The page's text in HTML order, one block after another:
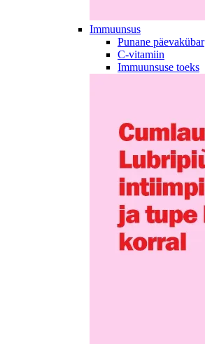
Immuunsus
Punane päevakübar
C-vitamiin
Immuunsuse toeks